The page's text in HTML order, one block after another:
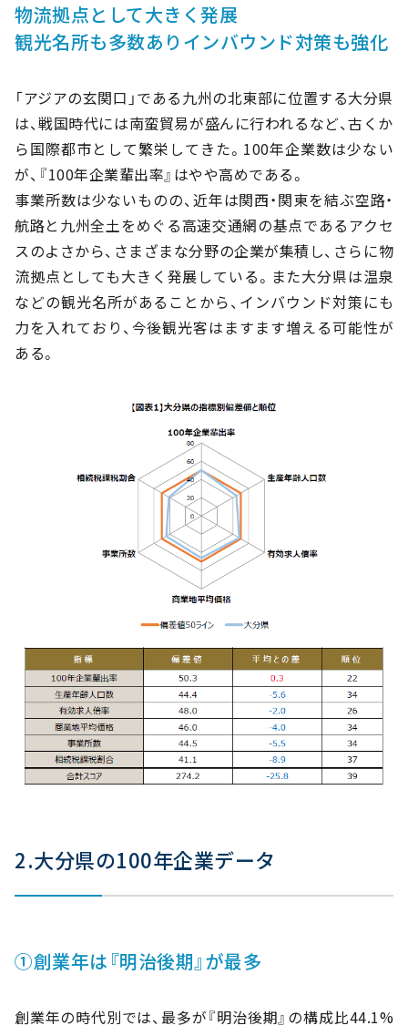
物流拠点として大きく発展
観光名所も多数ありインバウンド対策も強化
「アジアの玄関口」である九州の北東部に位置する大分県
は、戦国時代には南蛮貿易が盛んに行われるなど、古くか
ら国際都市として繁栄してきた。100年企業数は少ない
が、『100年企業輩出率』はやや高めである。
事業所数は少ないものの、近年は関西・関東を結ぶ空路・
航路と九州全土をめぐる高速交通網の基点であるアクセ
スのよさから、さまざまな分野の企業が集積し、さらに物
流拠点としても大きく発展している。また大分県は温泉
などの観光名所があることから、インバウンド対策にも
力を入れており、今後観光客はますます増える可能性が
ある。
2.大分県の100年企業データ
①創業年は『明治後期』が最多
創業年の時代別では、最多が『明治後期』の構成比44.1%